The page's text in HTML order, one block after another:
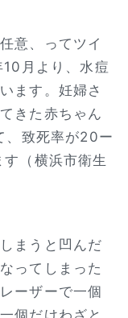
意、ってツイ
月より、水痘
ます。妊婦さ
きた赤ちゃん
、致死率が20ー
（横浜市衛生
まうと凹んだ
ってしまった
ーザーで一個
個だけわざと